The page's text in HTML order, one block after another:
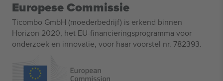
Europese Commissie
Ticombo GmbH (moederbedrijf) is erkend binnen
Horizon 2020, het EU-financieringsprogramma voor
onderzoek en innovatie, voor haar voorstel nr. 782393.